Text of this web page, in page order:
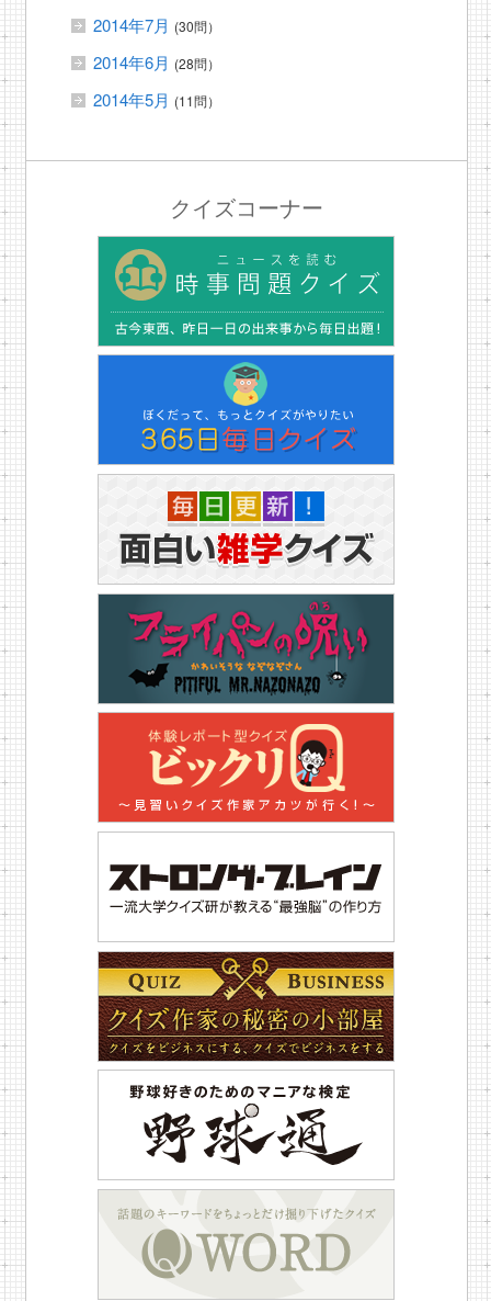
2014年7月 (30問）
2014年6月 (28問）
2014年5月 (11問）
クイズコーナー